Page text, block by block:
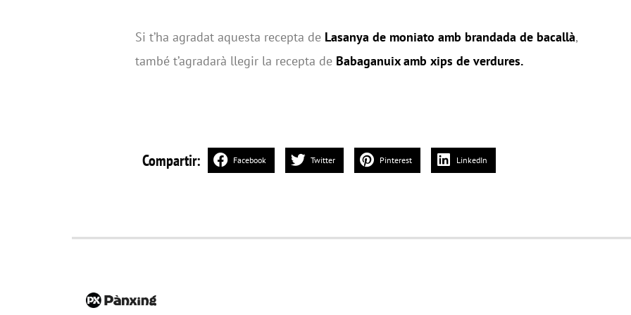
Si t’ha agradat aquesta recepta de Lasanya de moniato amb brandada de bacallà,
també t’agradarà llegir la recepta de Babaganuix amb xips de verdures.
Compartir: Facebook Twitter Pinterest LinkedIn